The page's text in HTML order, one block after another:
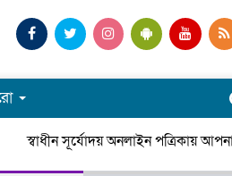
স্বাধীন সূর্যোদয় অনলাইন পত্রিকায়